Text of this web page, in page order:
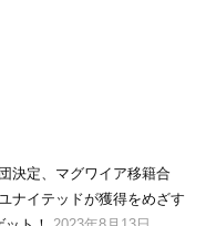
決定、マグワイア移籍合
ナイテッドが獲得をめざす